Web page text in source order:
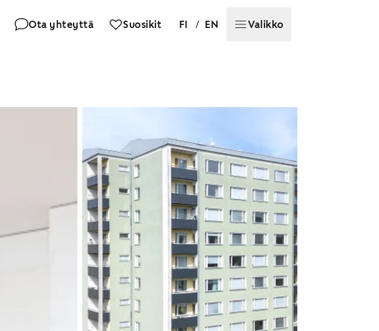
Ota yhteyttä Suosikit FI / EN Valikko